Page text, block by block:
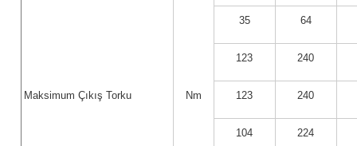
Maksimum Çıkış Torku Nm
35 64
123 240
123 240
104 224